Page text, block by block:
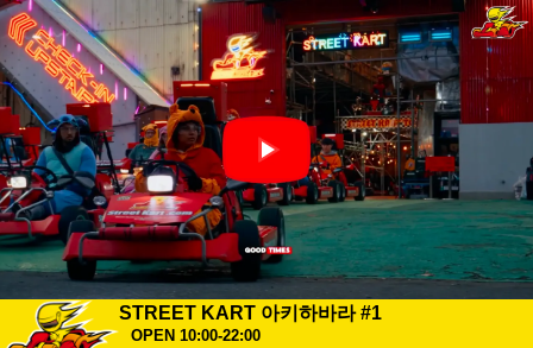
STREET KART 아키하바라 #1
OPEN 10:00-22:00